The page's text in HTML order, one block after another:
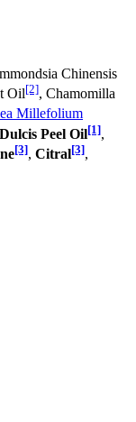
Chinensis
Oil[2], Chamomilla
Millefolium
Peel Oil[1],
[3], Citral[3],